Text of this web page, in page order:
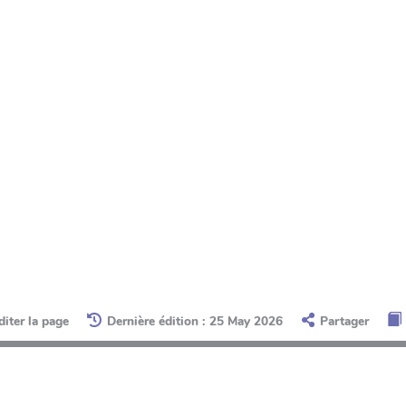
la page Dernière édition : 25 May 2026 Partager